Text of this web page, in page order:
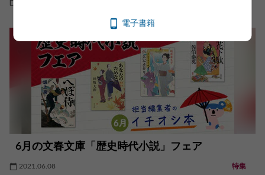
6月の文春文庫「歴史時代小説」フェア
2021.06.08 特集
電子書籍